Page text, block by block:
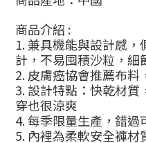
商品介紹 :
1.兼具機能與設計感，
計，不易囤積沙粒，細
2. 皮膚癌協會推薦布料
3.設計特點： 快乾材質
穿也很涼爽
4. 每季限量生產，錯過
5. 內裡為柔軟安全褲